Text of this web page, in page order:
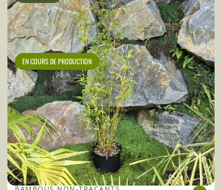
EN COURS DE PRODUCTION